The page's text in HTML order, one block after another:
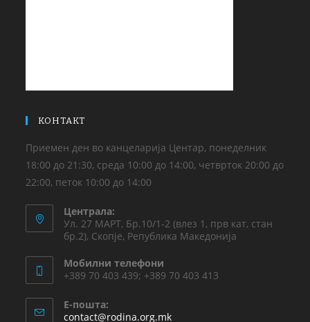
КОНТАКТ
Приемен ден во канцеларија Центар, понеделник
18:00 до 21:30, среда 10:00 до 14:00, четврток 20:00 до
22:00, петок 10:00 до 14:00
Централа:
Ул. 27 МАРТ, Бр.10/1-2 (влез 1, прв кат, стан
бр.2), Скопје, Република Македонија
Мобилни телефони
+389 70 403 439; +389 70 403 413
Е-пошта:
contact@rodina.org.mk